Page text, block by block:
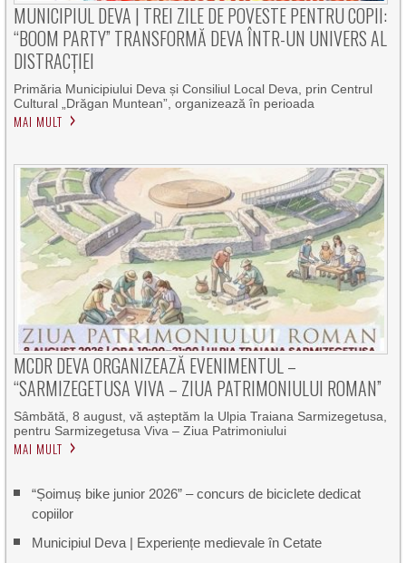
MUNICIPIUL DEVA | TREI ZILE DE POVESTE PENTRU COPII:
“BOOM PARTY” TRANSFORMĂ DEVA ÎNTR-UN UNIVERS AL
DISTRACȚIEI
Primăria Municipiului Deva și Consiliul Local Deva, prin Centrul
Cultural „Drăgan Muntean”, organizează în perioada
MAI MULT
MCDR DEVA ORGANIZEAZĂ EVENIMENTUL –
“SARMIZEGETUSA VIVA – ZIUA PATRIMONIULUI ROMAN”
Sâmbătă, 8 august, vă așteptăm la Ulpia Traiana Sarmizegetusa,
pentru Sarmizegetusa Viva – Ziua Patrimoniului
MAI MULT
“Șoimuș bike junior 2026” – concurs de biciclete dedicat
copiilor
Municipiul Deva | Experiențe medievale în Cetate